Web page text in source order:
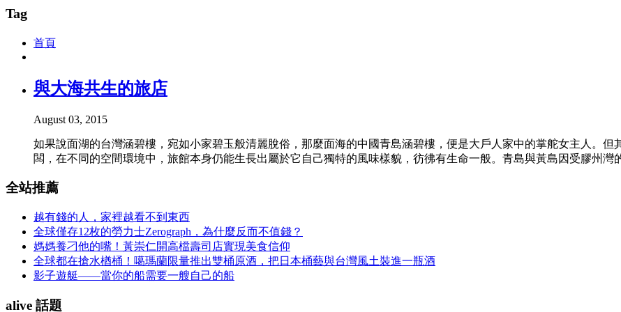
Tag
首頁
與大海共生的旅店
August 03, 2015
如果說面湖的台灣涵碧樓，宛如小家碧玉般清麗脫俗，那麼面海的中國青島涵碧樓，便是大戶人家中的掌舵女主人。
闆，在不同的空間環境中，旅館本身仍能生長出屬於它自己獨特的風味樣貌，彷彿有生命一般。青島與黃島因受膠州灣
全站推薦
越有錢的人，家裡越看不到東西
全球僅存12枚的勞力士Zerograph，為什麼反而不值錢？
媽媽養刁他的嘴！黃崇仁開高檔壽司店實現美食信仰
全球都在搶水楢桶！噶瑪蘭限量推出雙桶原酒，把日本桶藝與台灣風土裝進一瓶酒
影子遊艇——當你的船需要一艘自己的船
alive 話題